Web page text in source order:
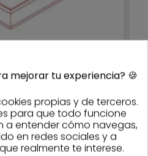
de aluminio lacado
Eclipse XS
días
mejorar tu experiencia? 🍪
propias y de terceros.
para que todo funcione
a entender cómo navegas,
en redes sociales y a
realmente te interese.